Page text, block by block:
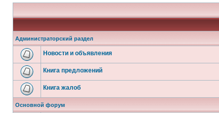
Администраторский раздел
Новости и объявления
Книга предложений
Книга жалоб
Основной форум